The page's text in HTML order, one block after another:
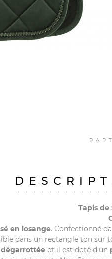
Tapis de
en losange. Confectionné
dans un rectangle ton sur
et il est doté d'un